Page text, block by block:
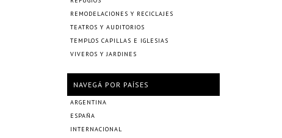
REMODELACIONES Y RECICLAJES
TEATROS Y AUDITORIOS
TEMPLOS CAPILLAS E IGLESIAS
VIVEROS Y JARDINES
NAVEGÁ POR PAÍSES
ARGENTINA
ESPAÑA
INTERNACIONAL